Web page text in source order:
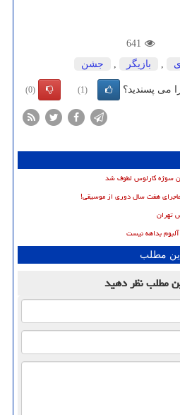
641
بازیگر جشن
می پسندید؟ (1)
(0)
سوژه کارلوس لطوف شد
هفت سال دوری از موسیقی!
تهران
بداهه نیست
این مطلب
مطلبنظر دهید